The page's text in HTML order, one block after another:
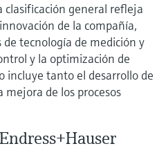
clasificación general refleja
de la compañía,
tecnología de medición y
y la optimización de
incluye tanto el desarrollo de
mejora de los procesos